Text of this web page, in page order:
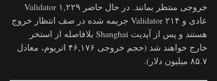
خروجی منتظر بمانند. در حال حاضر ۱,۲۲۹ Validator
عادی و ۲۱۴ Validator جریمه شده در صف انتظار خروج
هستند و پس از آپدیت Shanghai بلافاصله از استخر
خارج خواهند شد (حجم خروجی ۴۶,۱۷۶ اتریوم، معادل
۸۵.۷ میلیون دلار).